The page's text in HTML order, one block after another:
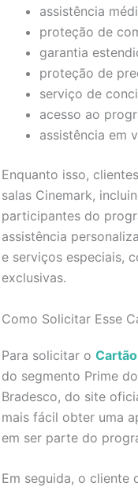
assistência
proteção de
garantia
proteção de
serviço de
acesso ao
assistência em
Enquanto isso,
salas Cinemark,
participantes do
assistência
e serviços especiais,
exclusivas.
Como Solicitar Esse
Para solicitar o
do segmento Prime
Bradesco, do site
mais fácil obter uma
em ser parte do
Em seguida, o cliente